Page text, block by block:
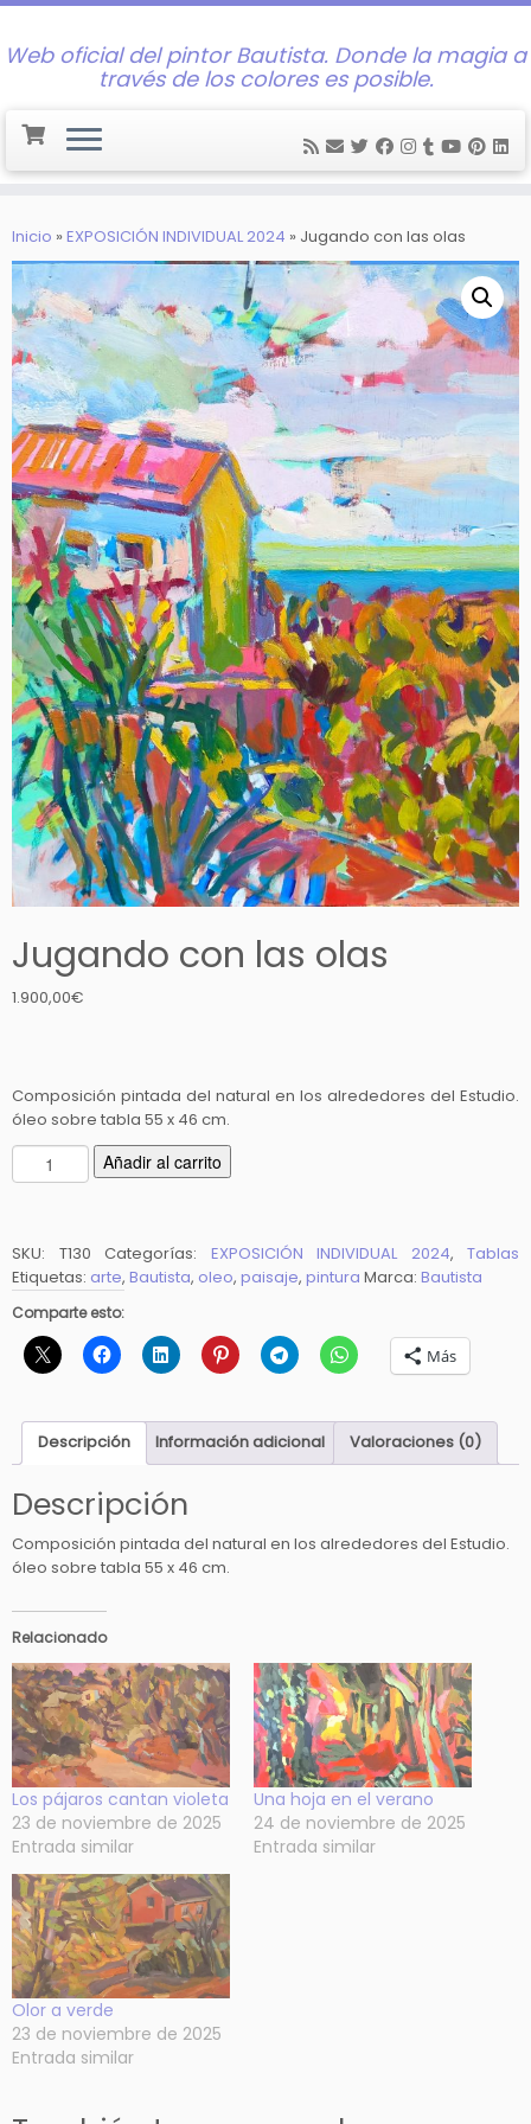
Web oficial del pintor Bautista. Donde la magia a
través de los colores es posible.
Inicio » EXPOSICIÓN INDIVIDUAL 2024 » Jugando con las olas
Jugando con las olas
1.900,00€
Composición pintada del natural en los alrededores del Estudio.
óleo sobre tabla 55 x 46 cm.
J
u
n
d
o
s
o
a
s
a
t
i
d
a
d
Añadir al carrito
SKU: T130 Categorías: EXPOSICIÓN INDIVIDUAL 2024, Tablas
Etiquetas: arte, Bautista, oleo, paisaje, pintura Marca: Bautista
Comparte esto:
Más
Descripción Información adicional Valoraciones (0)
Descripción
Composición pintada del natural en los alrededores del Estudio.
óleo sobre tabla 55 x 46 cm.
Relacionado
Los pájaros cantan violeta
23 de noviembre de 2025
Entrada similar
Una hoja en el verano
24 de noviembre de 2025
Entrada similar
Olor a verde
23 de noviembre de 2025
Entrada similar